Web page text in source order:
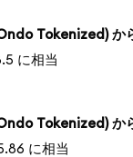
Tokenized) か
に相当
Tokenized) か
に相当